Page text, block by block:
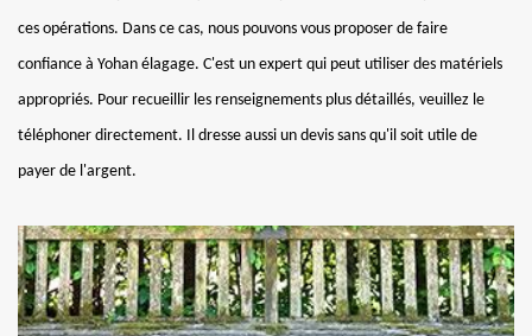
ces opérations. Dans ce cas, nous pouvons vous proposer de faire
confiance à Yohan élagage. C'est un expert qui peut utiliser des matériels
appropriés. Pour recueillir les renseignements plus détaillés, veuillez le
téléphoner directement. Il dresse aussi un devis sans qu'il soit utile de
payer de l'argent.